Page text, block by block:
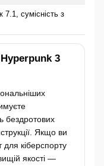
7.1, сумісність з
3
бездротових
Якщо ви
для кіберспорту
якості —